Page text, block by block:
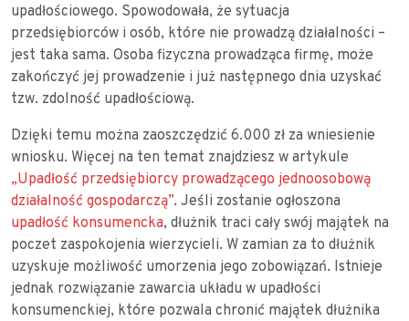
upadłościowego. Spowodowała, że sytuacja
przedsiębiorców i osób, które nie prowadzą działalności –
jest taka sama. Osoba fizyczna prowadząca firmę, może
zakończyć jej prowadzenie i już następnego dnia uzyskać
tzw. zdolność upadłościową.
Dzięki temu można zaoszczędzić 6.000 zł za wniesienie
wniosku. Więcej na ten temat znajdziesz w artykule
„Upadłość przedsiębiorcy prowadzącego jednoosobową
działalność gospodarczą”. Jeśli zostanie ogłoszona
upadłość konsumencka, dłużnik traci cały swój majątek na
poczet zaspokojenia wierzycieli. W zamian za to dłużnik
uzyskuje możliwość umorzenia jego zobowiązań. Istnieje
jednak rozwiązanie zawarcia układu w upadłości
konsumenckiej, które pozwala chronić majątek dłużnika